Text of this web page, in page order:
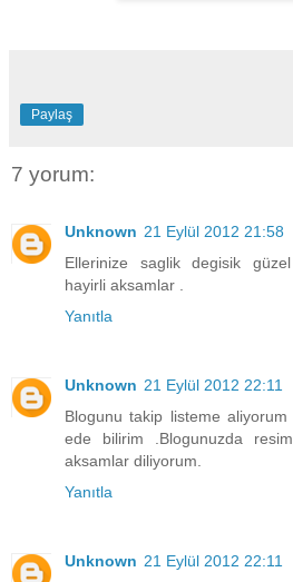
Paylaş
7 yorum:
Unknown 21 Eylül 2012 21:58
Ellerinize saglik degisik
hayirli aksamlar .
Yanıtla
Unknown 21 Eylül 2012 22:11
Blogunu takip listeme
ede bilirim .Blogunuzda
aksamlar diliyorum.
Yanıtla
Unknown 21 Eylül 2012 22:11